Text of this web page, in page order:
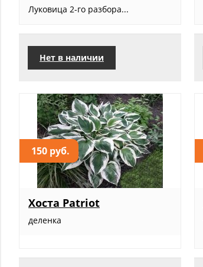
Луковица 2-го разбора...
Нет в наличии
150 руб.
Хоста Patriot
деленка